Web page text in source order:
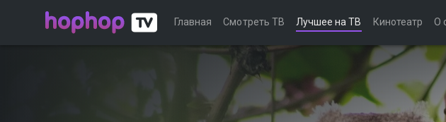
Главная Смотреть ТВ Лучшее на ТВ Кинотеатр О